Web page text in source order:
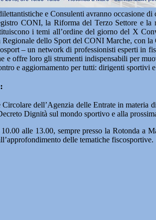
e Consulenti avranno occasione
CONI, la Riforma del Terzo Settore e la
i temi all’ordine del giorno del X
dello Sport del CONI Marche, con
– un network di professionisti esperti in
e offre loro gli strumenti indispensabili per
e aggiornamento per tutti: dirigenti sportivi
dell’Agenzia delle Entrate in
Dignità sul mondo sportivo e alla
alle 13.00, sempre presso la Rotonda a
delle tematiche fiscosportive.